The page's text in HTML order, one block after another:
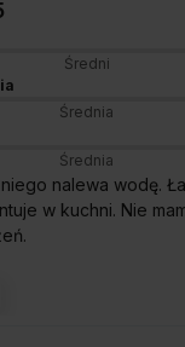
Średni
Średnia
Średnia
nalewa wodę.
w kuchni. Nie